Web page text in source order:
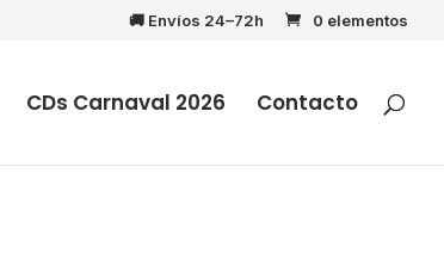
🚚 Envíos 24–72h 0 elementos
CDs Carnaval 2026 Contacto